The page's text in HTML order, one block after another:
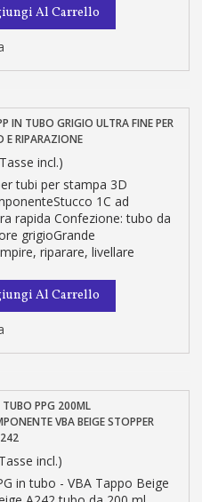
Al Carrello
IN TUBO GRIGIO ULTRA FINE PER
E RIPARAZIONE
incl.)
tubi per stampa 3D
1C ad
rapida Confezione: tubo da
grigioGrande
riparare, livellare
Al Carrello
TUBO PPG 200ML
VBA BEIGE STOPPER
incl.)
in tubo - VBA Tappo Beige